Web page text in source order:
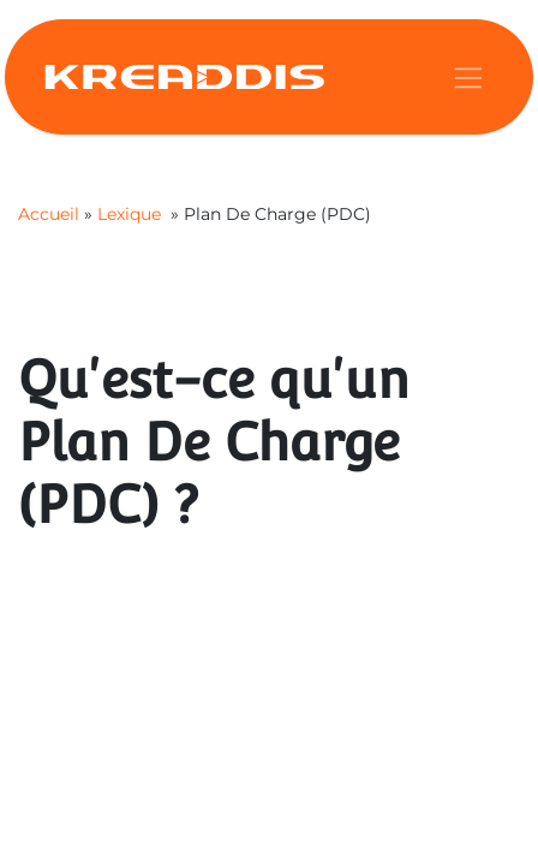
Se rendre au contenu
Accueil » Lexique » Plan De Charge (PDC)
Qu'est-ce qu'un
Plan De Charge
(PDC) ?